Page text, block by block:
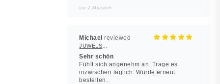
vor 2 Monaten
Michael
Sehr schön
Fühlt sich angenehm an. Trage es
inzwischen täglich. Würde erneut
bestellen.